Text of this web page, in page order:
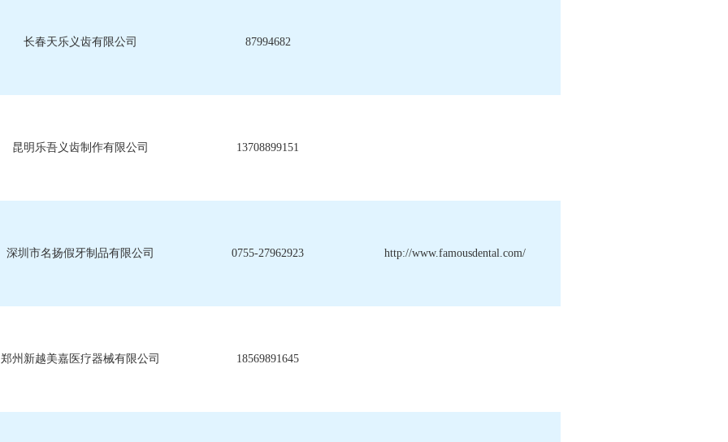
长春天乐义齿有限公司 87994682
昆明乐吾义齿制作有限公司 13708899151
深圳市名扬假牙制品有限公司 0755-27962923 http://www.famousdental.com/
郑州新越美嘉医疗器械有限公司 18569891645